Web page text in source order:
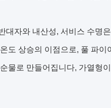
대자와 내산성, 서비스 수명
도 상승의 이점으로, 풀 파이
물로 만들어집니다, 가열형